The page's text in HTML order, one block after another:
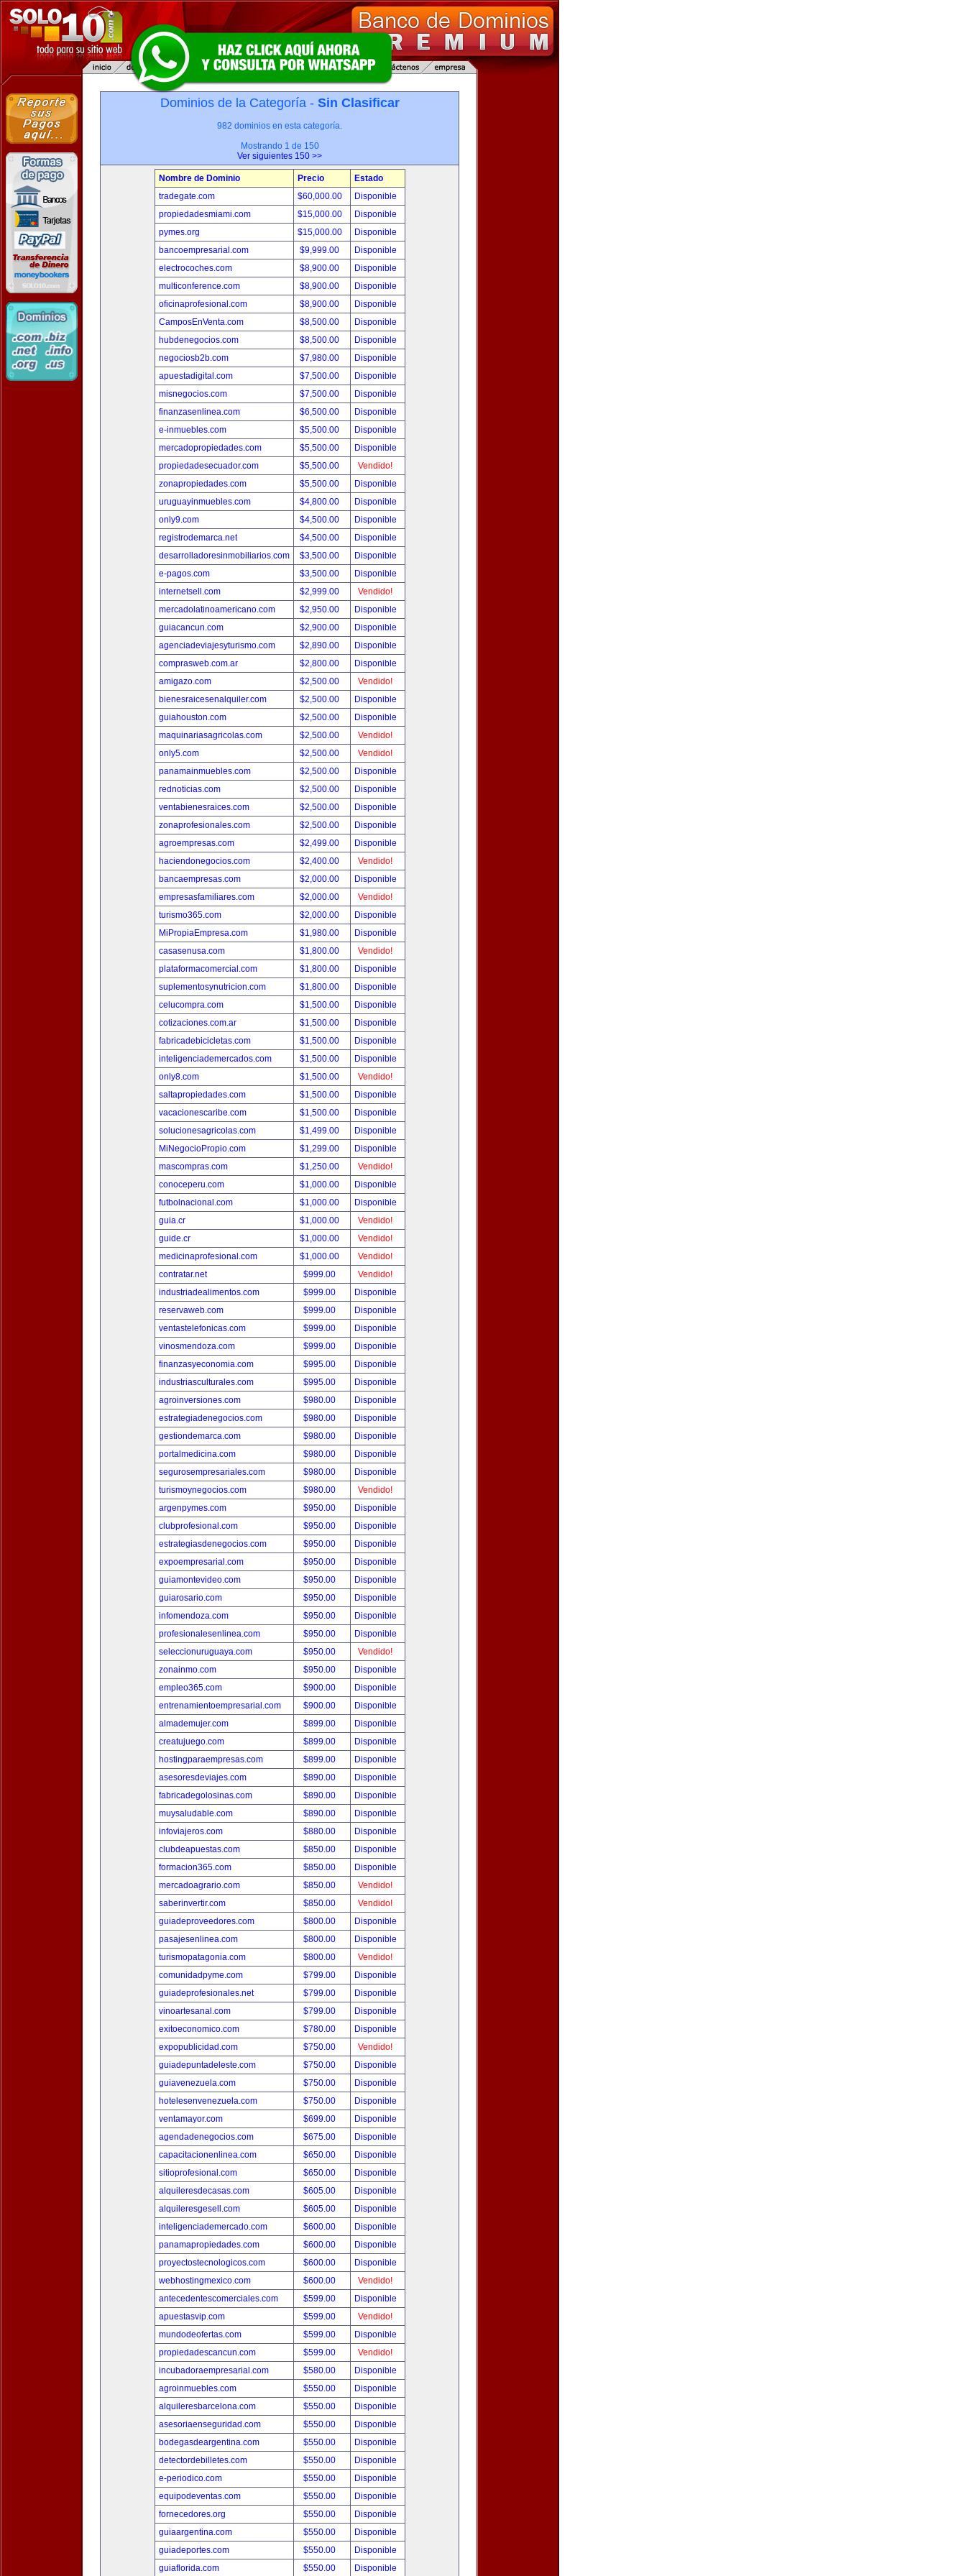
Dominios de la Categoría - Sin Clasificar
982 dominios en esta categoría.
Mostrando 1 de 150
Ver siguientes 150 >>
Nombre de Dominio Precio
Estado
tradegate.com
$60,000.00
Disponible
propiedadesmiami.com
$15,000.00
Disponible
pymes.org
$15,000.00
Disponible
bancoempresarial.com
$9,999.00
Disponible
electrocoches.com
$8,900.00
Disponible
multiconference.com
$8,900.00
Disponible
oficinaprofesional.com
$8,900.00
Disponible
CamposEnVenta.com
$8,500.00
Disponible
hubdenegocios.com
$8,500.00
Disponible
negociosb2b.com
$7,980.00
Disponible
apuestadigital.com
$7,500.00
Disponible
misnegocios.com
$7,500.00
Disponible
finanzasenlinea.com
$6,500.00
Disponible
e-inmuebles.com
$5,500.00
Disponible
mercadopropiedades.com
$5,500.00
Disponible
propiedadesecuador.com
$5,500.00
Vendido!
zonapropiedades.com
$5,500.00
Disponible
uruguayinmuebles.com
$4,800.00
Disponible
only9.com
$4,500.00
Disponible
registrodemarca.net
$4,500.00
Disponible
desarrolladoresinmobiliarios.com
$3,500.00
Disponible
e-pagos.com
$3,500.00
Disponible
internetsell.com
$2,999.00
Vendido!
mercadolatinoamericano.com
$2,950.00
Disponible
guiacancun.com
$2,900.00
Disponible
agenciadeviajesyturismo.com
$2,890.00
Disponible
comprasweb.com.ar
$2,800.00
Disponible
amigazo.com
$2,500.00
Vendido!
bienesraicesenalquiler.com
$2,500.00
Disponible
guiahouston.com
$2,500.00
Disponible
maquinariasagricolas.com
$2,500.00
Vendido!
only5.com
$2,500.00
Vendido!
panamainmuebles.com
$2,500.00
Disponible
rednoticias.com
$2,500.00
Disponible
ventabienesraices.com
$2,500.00
Disponible
zonaprofesionales.com
$2,500.00
Disponible
agroempresas.com
$2,499.00
Disponible
haciendonegocios.com
$2,400.00
Vendido!
bancaempresas.com
$2,000.00
Disponible
empresasfamiliares.com
$2,000.00
Vendido!
turismo365.com
$2,000.00
Disponible
MiPropiaEmpresa.com
$1,980.00
Disponible
casasenusa.com
$1,800.00
Vendido!
plataformacomercial.com
$1,800.00
Disponible
suplementosynutricion.com
$1,800.00
Disponible
celucompra.com
$1,500.00
Disponible
cotizaciones.com.ar
$1,500.00
Disponible
fabricadebicicletas.com
$1,500.00
Disponible
inteligenciademercados.com
$1,500.00
Disponible
only8.com
$1,500.00
Vendido!
saltapropiedades.com
$1,500.00
Disponible
vacacionescaribe.com
$1,500.00
Disponible
solucionesagricolas.com
$1,499.00
Disponible
MiNegocioPropio.com
$1,299.00
Disponible
mascompras.com
$1,250.00
Vendido!
conoceperu.com
$1,000.00
Disponible
futbolnacional.com
$1,000.00
Disponible
guia.cr
$1,000.00
Vendido!
guide.cr
$1,000.00
Vendido!
medicinaprofesional.com
$1,000.00
Vendido!
contratar.net
$999.00
Vendido!
industriadealimentos.com
$999.00
Disponible
reservaweb.com
$999.00
Disponible
ventastelefonicas.com
$999.00
Disponible
vinosmendoza.com
$999.00
Disponible
finanzasyeconomia.com
$995.00
Disponible
industriasculturales.com
$995.00
Disponible
agroinversiones.com
$980.00
Disponible
estrategiadenegocios.com
$980.00
Disponible
gestiondemarca.com
$980.00
Disponible
portalmedicina.com
$980.00
Disponible
segurosempresariales.com
$980.00
Disponible
turismoynegocios.com
$980.00
Vendido!
argenpymes.com
$950.00
Disponible
clubprofesional.com
$950.00
Disponible
estrategiasdenegocios.com
$950.00
Disponible
expoempresarial.com
$950.00
Disponible
guiamontevideo.com
$950.00
Disponible
guiarosario.com
$950.00
Disponible
infomendoza.com
$950.00
Disponible
profesionalesenlinea.com
$950.00
Disponible
seleccionuruguaya.com
$950.00
Vendido!
zonainmo.com
$950.00
Disponible
empleo365.com
$900.00
Disponible
entrenamientoempresarial.com
$900.00
Disponible
almademujer.com
$899.00
Disponible
creatujuego.com
$899.00
Disponible
hostingparaempresas.com
$899.00
Disponible
asesoresdeviajes.com
$890.00
Disponible
fabricadegolosinas.com
$890.00
Disponible
muysaludable.com
$890.00
Disponible
infoviajeros.com
$880.00
Disponible
clubdeapuestas.com
$850.00
Disponible
formacion365.com
$850.00
Disponible
mercadoagrario.com
$850.00
Vendido!
saberinvertir.com
$850.00
Vendido!
guiadeproveedores.com
$800.00
Disponible
pasajesenlinea.com
$800.00
Disponible
turismopatagonia.com
$800.00
Vendido!
comunidadpyme.com
$799.00
Disponible
guiadeprofesionales.net
$799.00
Disponible
vinoartesanal.com
$799.00
Disponible
exitoeconomico.com
$780.00
Disponible
expopublicidad.com
$750.00
Vendido!
guiadepuntadeleste.com
$750.00
Disponible
guiavenezuela.com
$750.00
Disponible
hotelesenvenezuela.com
$750.00
Disponible
ventamayor.com
$699.00
Disponible
agendadenegocios.com
$675.00
Disponible
capacitacionenlinea.com
$650.00
Disponible
sitioprofesional.com
$650.00
Disponible
alquileresdecasas.com
$605.00
Disponible
alquileresgesell.com
$605.00
Disponible
inteligenciademercado.com
$600.00
Disponible
panamapropiedades.com
$600.00
Disponible
proyectostecnologicos.com
$600.00
Disponible
webhostingmexico.com
$600.00
Vendido!
antecedentescomerciales.com
$599.00
Disponible
apuestasvip.com
$599.00
Vendido!
mundodeofertas.com
$599.00
Disponible
propiedadescancun.com
$599.00
Vendido!
incubadoraempresarial.com
$580.00
Disponible
agroinmuebles.com
$550.00
Disponible
alquileresbarcelona.com
$550.00
Disponible
asesoriaenseguridad.com
$550.00
Disponible
bodegasdeargentina.com
$550.00
Disponible
detectordebilletes.com
$550.00
Disponible
e-periodico.com
$550.00
Disponible
equipodeventas.com
$550.00
Disponible
fornecedores.org
$550.00
Disponible
guiaargentina.com
$550.00
Disponible
guiadeportes.com
$550.00
Disponible
guiaflorida.com
$550.00 Disponible